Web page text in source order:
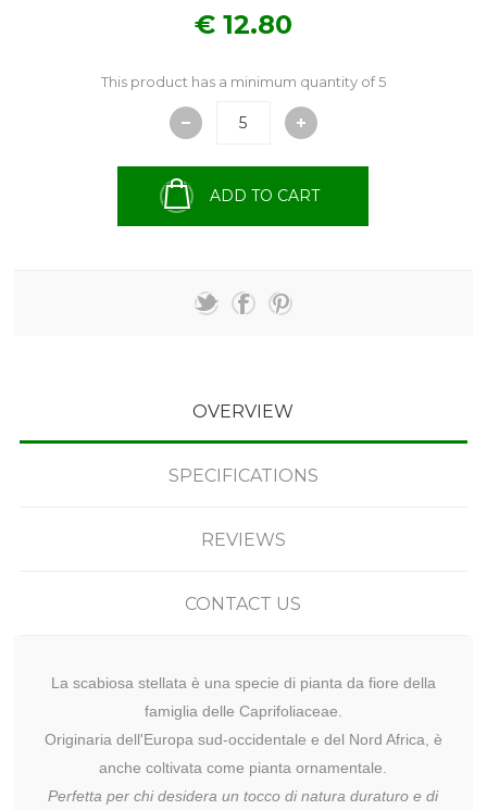
€ 12.80
This product has a minimum quantity of 5
ADD TO CART
OVERVIEW
SPECIFICATIONS
REVIEWS
CONTACT US
La scabiosa stellata è una specie di pianta da fiore della
famiglia delle Caprifoliaceae.
Originaria dell'Europa sud-occidentale e del Nord Africa, è
anche coltivata come pianta ornamentale.
Perfetta per chi desidera un tocco di natura duraturo e di